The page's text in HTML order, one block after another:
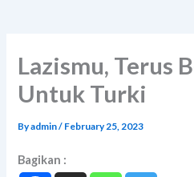
Lazismu, Terus
Untuk Turki
Byadmin/ February 25, 2023
Bagikan :